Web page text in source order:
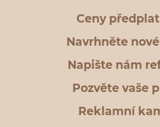
Ceny
Navrhněte
Napište nám
Pozvěte vaše
Reklamní